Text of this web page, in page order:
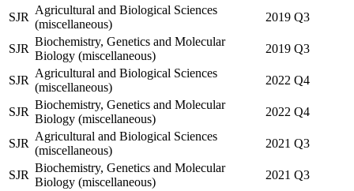
SJR
Agricultural and Biological Sciences
(miscellaneous)
2019 Q3
SJR
Biochemistry, Genetics and Molecular
Biology (miscellaneous)
2019 Q3
SJR
Agricultural and Biological Sciences
(miscellaneous)
2022 Q4
SJR
Biochemistry, Genetics and Molecular
Biology (miscellaneous)
2022 Q4
SJR
Agricultural and Biological Sciences
(miscellaneous)
2021 Q3
SJR
Biochemistry, Genetics and Molecular
Biology (miscellaneous)
2021 Q3